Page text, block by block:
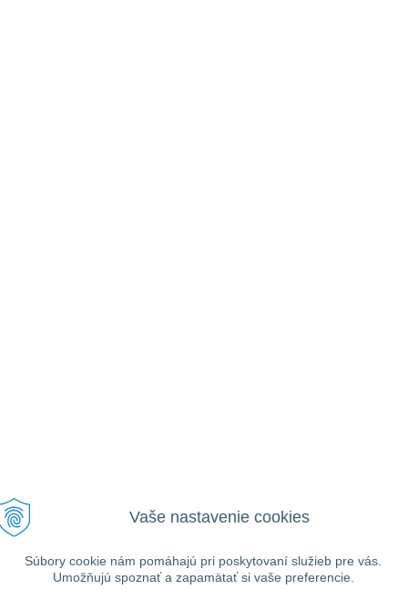
Vaše nastavenie cookies
Súbory cookie nám pomáhajú pri poskytovaní služieb pre vás.
Umožňujú spoznať a zapamätať si vaše preferencie.
VŠEOBECNÉ
Ako nakupovať
Informácie
Obchodné podmienky
UŽITOČNÉ
Registrácia
Zabudnuté heslo